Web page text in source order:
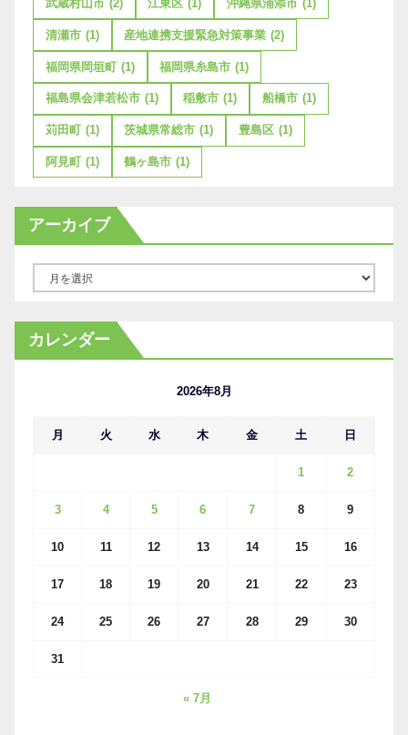
武蔵村山市 (2) 江東区 (1) 沖縄県浦添市 (1)
清瀬市 (1) 産地連携支援緊急対策事業 (2)
福岡県岡垣町 (1) 福岡県糸島市 (1)
福島県会津若松市 (1) 稲敷市 (1) 船橋市 (1)
苅田町 (1) 茨城県常総市 (1) 豊島区 (1)
阿見町 (1) 鶴ヶ島市 (1)
アーカイブ
カ
イ
カレンダー
2026年8月
月 火 水 木 金 土 日
1 2
3 4 5 6 7 8 9
10 11 12 13 14 15 16
17 18 19 20 21 22 23
24 25 26 27 28 29 30
31
« 7月